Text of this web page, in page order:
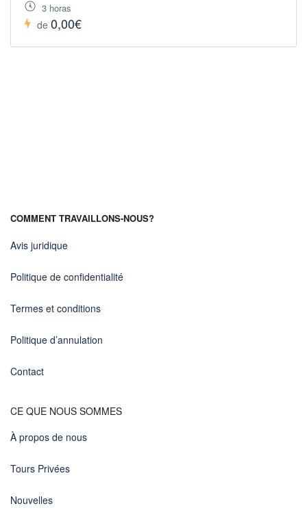
3 horas
de 0,00€
COMMENT TRAVAILLONS-NOUS?
Avis juridique
Politique de confidentialité
Termes et conditions
Politique d’annulation
Contact
CE QUE NOUS SOMMES
À propos de nous
Tours Privées
Nouvelles